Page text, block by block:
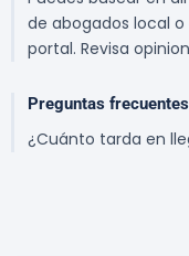
de abogados local
portal. Revisa
Preguntas frecuentes
¿Cuánto tarda en